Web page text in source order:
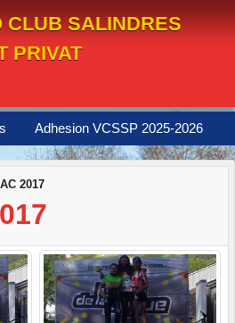
CLUB SALINDRES
PRIVAT
Adhesion VCSSP 2025-2026
2017